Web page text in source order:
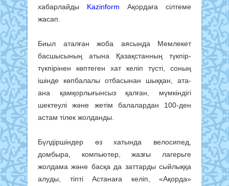
хабарлайды Kazinform Ақордаға сілтеме
жасап.
Биыл аталған жоба аясында Мемлекет
басшысының атына Қазақстанның түкпір-
түкпірінен көптеген хат келіп түсті, соның
ішінде көпбалалы отбасынан шыққан, ата-
ана қамқорлығынсыз қалған, мүмкіндігі
шектеулі және жетім балалардан 100-ден
астам тілек жолданды.
Бүлдіршіндер өз хатында велосипед,
домбыра, компьютер, жазғы лагерьге
жолдама және басқа да заттарды сыйлыққа
алуды, тіпті Астанаға келіп, «Ақорда»